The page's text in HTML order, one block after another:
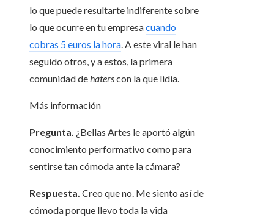
lo que puede resultarte indiferente sobre
lo que ocurre en tu empresacuando
cobras 5 euros la hora. A este viral le han
seguido otros, y a estos, la primera
comunidad dehaterscon la que lidia.
Más información
Pregunta. ¿Bellas Artes le aportó algún
conocimiento performativo como para
sentirse tan cómoda ante la cámara?
Respuesta. Creo que no. Me siento así de
cómoda porque llevo toda la vida